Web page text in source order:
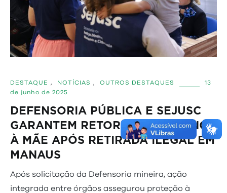
DESTAQUE , NOTÍCIAS , OUTROS DESTAQUES
13
de junho de 2025
DEFENSORIA PÚBLICA E SEJUSC
GARANTEM RETORNO DE CRIANÇA
À MÃE APÓS RETIRADA ILEGAL EM
MANAUS
Após solicitação da Defensoria mineira, ação
integrada entre órgãos assegurou proteção à